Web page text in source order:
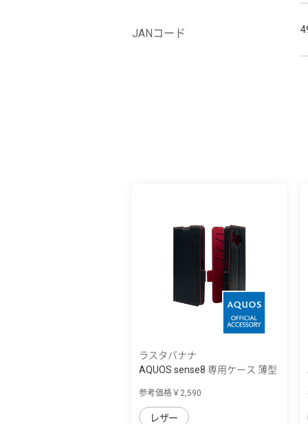
JANコード
ラスタバナナ
AQUOS sense8 専用ケース 薄型
参考価格￥2,590
レザー